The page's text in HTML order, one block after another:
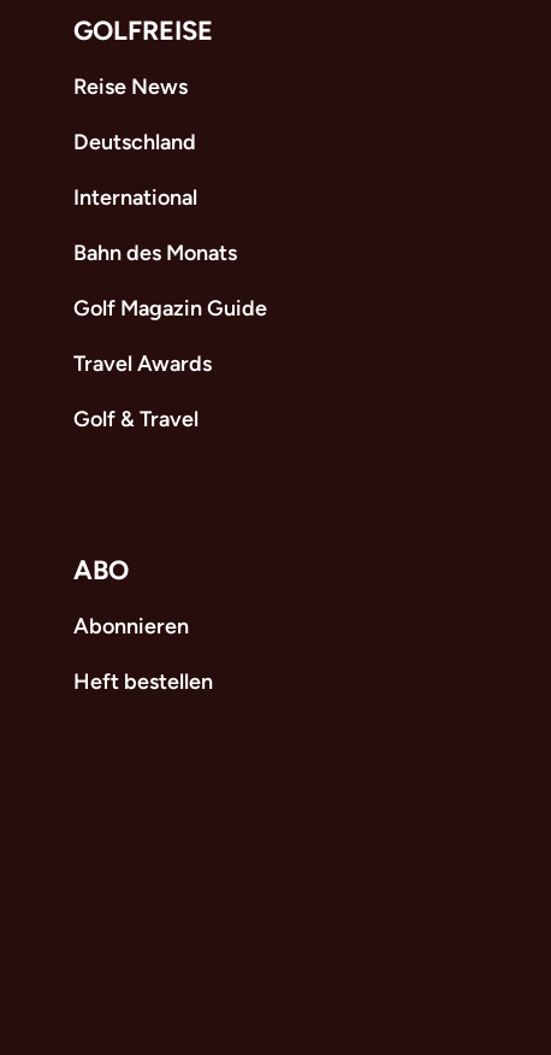
GOLFREISE
Reise News
Deutschland
International
Bahn des Monats
Golf Magazin Guide
Travel Awards
Golf & Travel
ABO
Abonnieren
Heft bestellen